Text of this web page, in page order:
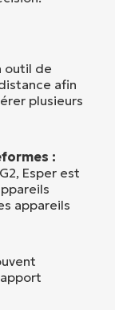
outil de
afin
plusieurs
:
Esper est
appareils